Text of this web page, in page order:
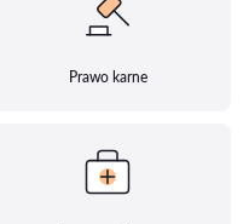
Prawo karne